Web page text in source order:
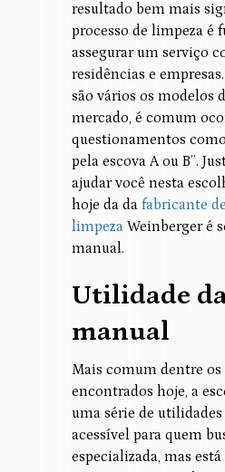
resultado bem mais
processo de limpeza é
assegurar um serviço
residências e
são vários os modelos
mercado, é comum
questionamentos
pela escova A ou B”.
ajudar você nesta
hoje da da fabricante
limpeza Weinberger é
manual.
Utilidade
manual
Mais comum dentre os
encontrados hoje, a
uma série de
acessível para quem
especializada, mas